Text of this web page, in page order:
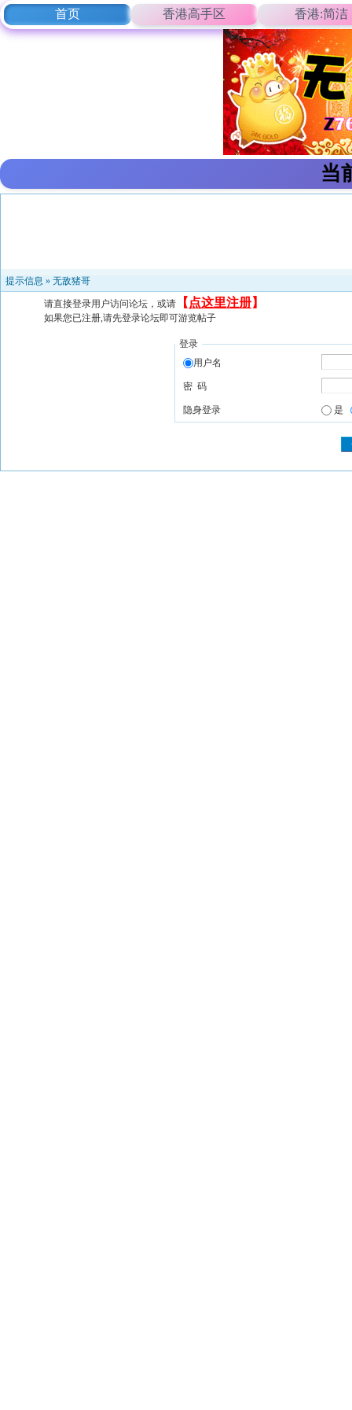
首页 香港高手区 香港:简洁
当
提示信息 » 无敌猪哥
请直接登录用户访问论坛，或请 【 点这里注册】
如果您已注册,请先登录论坛即可游览帖子
登录
用户名
密 码
隐身登录 是